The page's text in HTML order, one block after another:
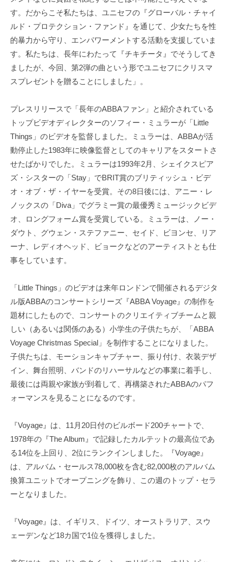
す。だからこそ私たちは、ユニセフの『グローバル・チャイ
ルド・プロテクション・ファンド』を通じて、少女たちを性
的暴力から守り、エンパワーメントする活動を支援していま
す。私たちは、長年にわたって『チキチータ』でそうしてき
ましたが、今回、第2弾の曲という形でユニセフにクリスマ
スプレゼントを贈ることにしました」。
プレスリリースで「長年のABBAファン」と紹介されている
トップビデオディレクターのソフィー・ミュラーが「Little
Things」のビデオを監督しました。ミュラーは、ABBAが活
動停止した1983年に映像監督としてのキャリアをスタートさ
せたばかりでした。ミュラーは1993年2月、シェイクスピア
ズ・シスターの「Stay」でBRIT賞のブリティッシュ・ビデ
オ・オブ・ザ・イヤーを受賞。その8日後には、アニー・レ
ノックスの「Diva」でグラミー賞の最優秀ミュージックビデ
オ、ロングフォーム賞を受賞している。ミュラーは、ノー・
ダウト、グウェン・ステファニー、セイド、ビヨンセ、リア
ーナ、レディオヘッド、ビョークなどのアーティストとも仕
事をしています。
「Little Things」のビデオは来年ロンドンで開催されるデジタ
ル版ABBAのコンサートシリーズ『ABBA Voyage』の制作を
題材にしたもので、コンサートのクリエイティブチームと親
しい（あるいは関係のある）小学生の子供たちが、「ABBA
Voyage Christmas Special」を制作することになりました。
子供たちは、モーションキャプチャー、振り付け、衣装デザ
イン、舞台照明、バンドのリハーサルなどの事業に着手し、
最後には両親や家族が到着して、再構築されたABBAのパフ
ォーマンスを見ることになるのです。
『Voyage』は、11月20日付のビルボード200チャートで、
1978年の『The Album』で記録したカルテットの最高位であ
る14位を上回り、2位にランクインしました。『Voyage』
は、アルバム・セールス78,000枚を含む82,000枚のアルバム
換算ユニットでオープニングを飾り、この週のトップ・セラ
ーとなりました。
『Voyage』は、イギリス、ドイツ、オーストラリア、スウ
ェーデンなど18カ国で1位を獲得しました。